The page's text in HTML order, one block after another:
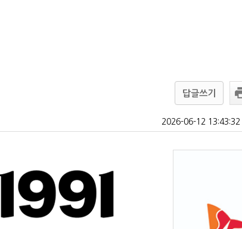
답글쓰기
2026-06-12 13:43:32